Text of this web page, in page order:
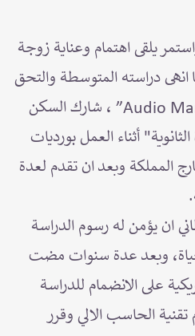
يلقى اهتمام وعناية زوجة
انهى دراسته المتوسطة والتحق
بالعمل بالإذاعة السعودية في مدينة جدة تم تدريبه لمدة ستة أشهر للعمل كمهندس صوت “Audio Man” ، شارك السكن
أثناء العمل بورديات
المملكة وبعد ان تقدم لعدة
ان يؤمن له رسوم الدراسة
وبعد عدة سنوات مضت
على الانضمام للدراسة
الحاسب الالي وقرر